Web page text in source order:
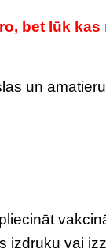
bet lūk kas
un amatieru
izdruku vai